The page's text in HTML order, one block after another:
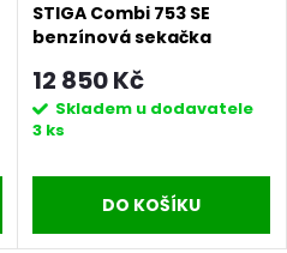
STIGA Combi 753 SE
benzínová sekačka
12 850 Kč
Skladem u dodavatele
3 ks
DO KOŠÍKU